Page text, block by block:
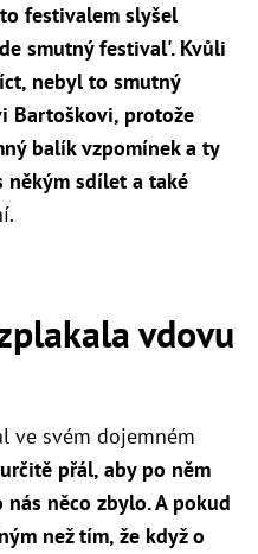
festivalem slyšel
smutný festival'. Kvůli
nebyl to smutný
Bartoškovi, protože
balík vzpomínek a ty
někým sdílet a také
vdovu
ve svém dojemném
přál, aby po něm
něco zbylo. A pokud
než tím, že když o